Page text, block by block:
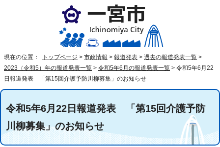
現在の位置： トップページ > 市政情報 > 報道発表 > 過去の報道発表一覧 >
2023（令和5）年の報道発表一覧 > 令和5年6月の報道発表一覧 > 令和5年6月22
日報道発表 「第15回介護予防川柳募集」のお知らせ
令和5年6月22日報道発表 「第15回介護予防
川柳募集」のお知らせ